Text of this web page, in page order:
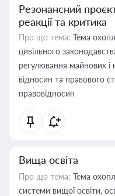
Резонансний
реакції та критика
Про що тема: Тема
цивільного
регулювання майнових і
відносин та правового
правовідносин
Вища освіта
Про що тема: Тема
системи вищої освіти,